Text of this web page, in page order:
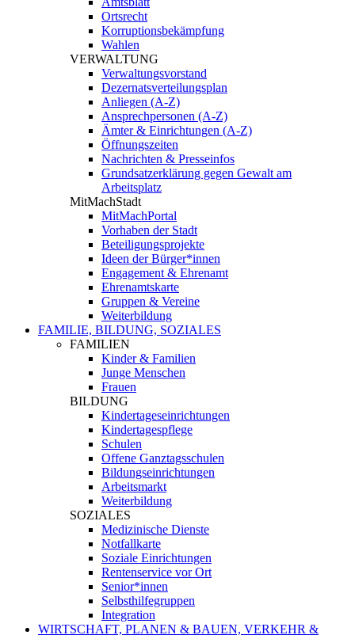
Ortsrecht
Korruptionsbekämpfung
Wahlen
VERWALTUNG
Verwaltungsvorstand
Dezernatsverteilungsplan
Anliegen (A-Z)
Ansprechpersonen (A-Z)
Ämter & Einrichtungen (A-Z)
Öffnungszeiten
Nachrichten & Presseinfos
Grundsatzerklärung gegen Gewalt am
Arbeitsplatz
MitMachStadt
MitMachPortal
Vorhaben der Stadt
Beteiligungsprojekte
Ideen der Bürger*innen
Engagement & Ehrenamt
Ehrenamtskarte
Gruppen & Vereine
Weiterbildung
FAMILIE, BILDUNG, SOZIALES
FAMILIEN
Kinder & Familien
Junge Menschen
Frauen
BILDUNG
Kindertageseinrichtungen
Kindertagespflege
Schulen
Offene Ganztagsschulen
Bildungseinrichtungen
Arbeitsmarkt
Weiterbildung
SOZIALES
Medizinische Dienste
Notfallkarte
Soziale Einrichtungen
Rentenservice vor Ort
Senior*innen
Selbsthilfegruppen
Integration
WIRTSCHAFT, PLANEN & BAUEN, VERKEHR &